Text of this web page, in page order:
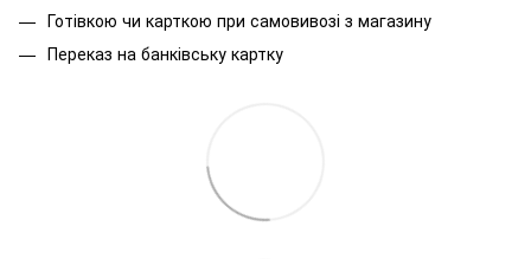
Готівкою чи карткою при самовивозі з магазину
Переказ на банківську картку